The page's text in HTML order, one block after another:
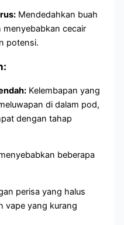
Mendedahkan buah
menyebabkan cecair
potensi.
Kelembapan yang
di dalam pod,
dengan tahap
beberapa
perisa yang halus
vape yang kurang